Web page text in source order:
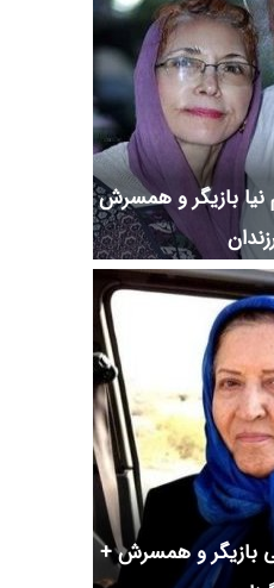
نیا بازیگر و همسرش
بازیگر و همسرش +